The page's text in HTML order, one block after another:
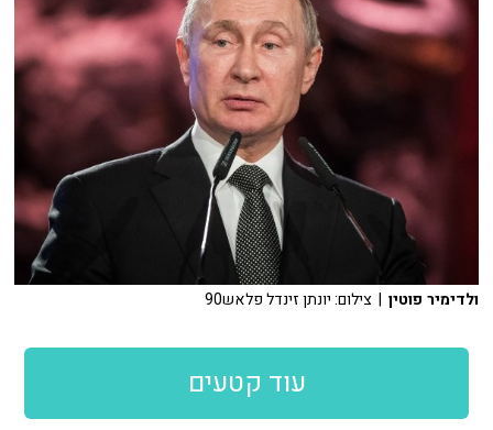
ולדימיר פוטין | צילום: יונתן זינדל פלאש90
עוד קטעים